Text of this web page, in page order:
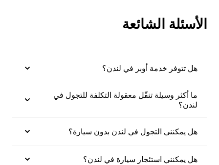
الأسئلة الشائعة
هل تتوفر خدمة أوبر في لندن؟
ما أكثر وسيلة تنقّل معقولة التكلفة للتجول في
لندن؟
هل يمكنني التجول في لندن بدون سيارة؟
هل يمكنني استئجار سيارة في لندن؟